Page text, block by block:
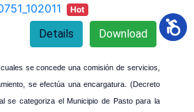
Hot
Download
Details
se concede una comisión de servicios,
se efectúa una encargatura. (Decreto
se categoriza el Municipio de Pasto para la